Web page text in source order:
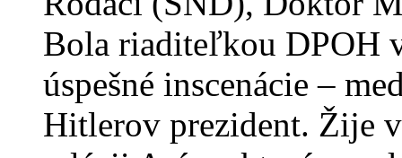
Bola riaditeľkou DPOH
úspešné inscenácie –
Hitlerov prezident. Žije